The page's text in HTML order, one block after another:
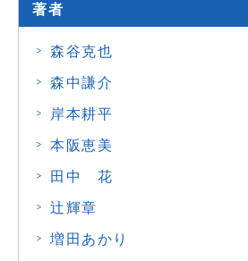
著者
森谷克也
森中謙介
岸本耕平
本阪恵美
田中 花
辻輝章
増田あかり